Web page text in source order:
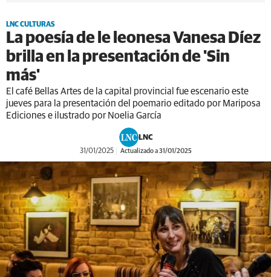
LNC CULTURAS
La poesía de le leonesa Vanesa Díez
brilla en la presentación de 'Sin
más'
El café Bellas Artes de la capital provincial fue escenario este
jueves para la presentación del poemario editado por Mariposa
Ediciones e ilustrado por Noelia García
LNC
31/01/2025 Actualizado a 31/01/2025